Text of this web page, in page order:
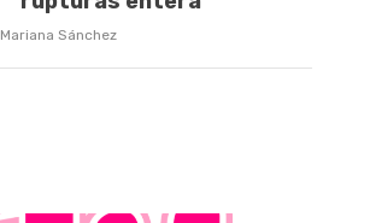
Mariana Sánchez